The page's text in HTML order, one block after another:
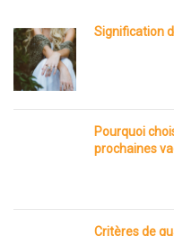
Signification
Pourquoi
prochaines
Critères de